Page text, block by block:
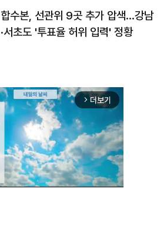
합수본, 선관위 9곳 추가 압색…강남
·서초도 '투표율 허위 입력' 정황
arrow_forward_ios 더보기